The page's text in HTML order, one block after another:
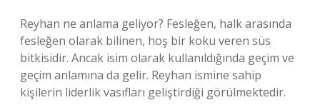
Reyhan ne anlama geliyor? Fesleğen, halk arasında
fesleğen olarak bilinen, hoş bir koku veren süs
bitkisidir. Ancak isim olarak kullanıldığında geçim ve
geçim anlamına da gelir. Reyhan ismine sahip
kişilerin liderlik vasıfları geliştirdiği görülmektedir.